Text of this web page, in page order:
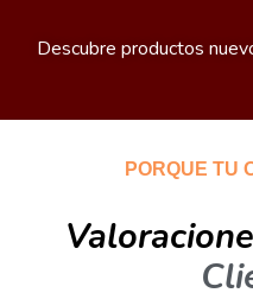
Descubre productos
PORQUE TU